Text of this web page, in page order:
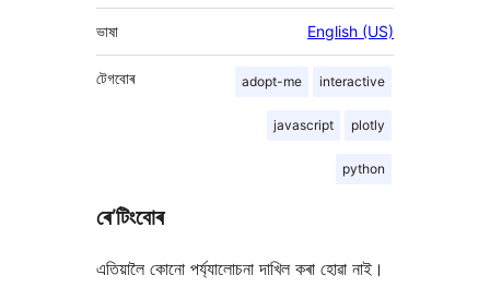
ভাষা English (US)
adopt-me interactive
javascript plotly
python
টেগবোৰ
ৰে’টিংবোৰ
এতিয়ালৈ কোনো পৰ্য্যালোচনা দাখিল কৰা হোৱা নাই।